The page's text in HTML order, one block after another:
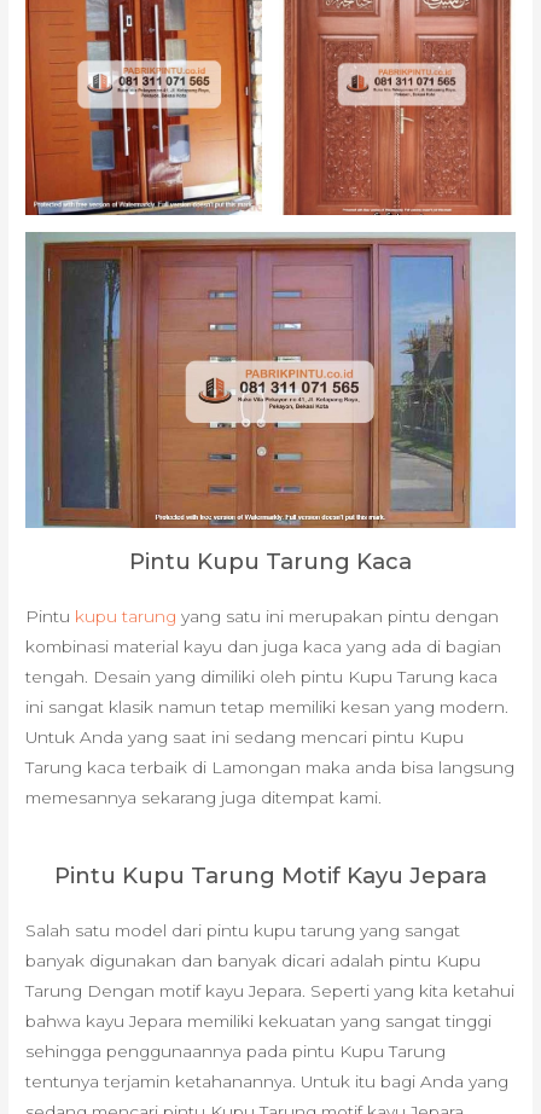
Pintu Kupu Tarung Kaca
Pintu kupu tarung yang satu ini merupakan pintu dengan
kombinasi material kayu dan juga kaca yang ada di bagian
tengah. Desain yang dimiliki oleh pintu Kupu Tarung kaca
ini sangat klasik namun tetap memiliki kesan yang modern.
Untuk Anda yang saat ini sedang mencari pintu Kupu
Tarung kaca terbaik di Lamongan maka anda bisa langsung
memesannya sekarang juga ditempat kami.
Pintu Kupu Tarung Motif Kayu Jepara
Salah satu model dari pintu kupu tarung yang sangat
banyak digunakan dan banyak dicari adalah pintu Kupu
Tarung Dengan motif kayu Jepara. Seperti yang kita ketahui
bahwa kayu Jepara memiliki kekuatan yang sangat tinggi
sehingga penggunaannya pada pintu Kupu Tarung
tentunya terjamin ketahanannya. Untuk itu bagi Anda yang